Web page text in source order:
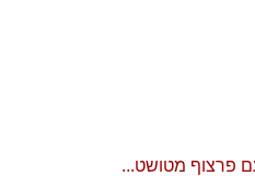
פרצוף מטושט...